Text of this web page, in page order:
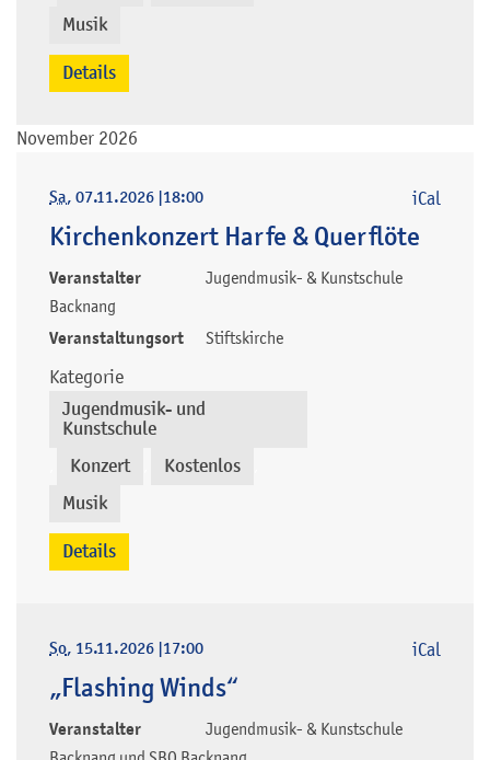
Musik
Details
November 2026
Sa, 07.11.2026 |18:00
Kirchenkonzert Harfe & Querflöte
Veranstalter
Jugendmusik- & Kunstschule
Backnang
Veranstaltungsort Stiftskirche
Kategorie
Jugendmusik- und
Kunstschule
Konzert Kostenlos
Musik
iCal
Details
So, 15.11.2026 |17:00
„Flashing Winds“
Veranstalter
Jugendmusik- & Kunstschule
iCal